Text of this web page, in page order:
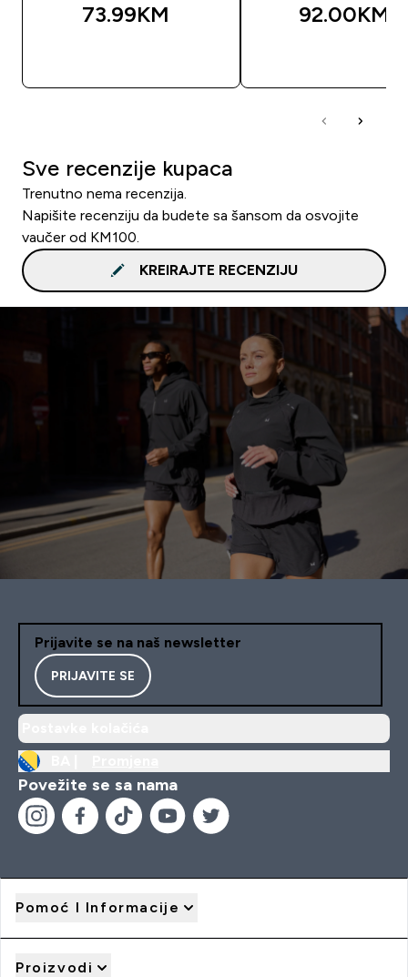
73.99KM‎ 92.00KM‎
Sve recenzije kupaca
Trenutno nema recenzija.
Napišite recenziju da budete sa šansom da osvojite
vaučer od KM100.
KREIRAJTE RECENZIJU
Prijavite se na naš newsletter
PRIJAVITE SE
Povežite se sa nama
Pomoć I Informacije
Proizvodi